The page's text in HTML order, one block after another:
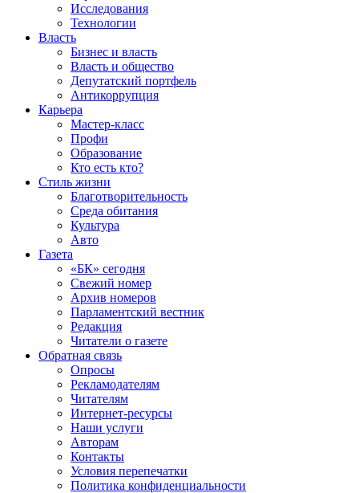
Исследования
Технологии
Власть
Бизнес и власть
Власть и общество
Депутатский портфель
Антикоррупция
Карьера
Мастер-класс
Профи
Образование
Кто есть кто?
Стиль жизни
Благотворительность
Среда обитания
Культура
Авто
Газета
«БК» сегодня
Свежий номер
Архив номеров
Парламентский вестник
Редакция
Читатели о газете
Обратная связь
Опросы
Рекламодателям
Читателям
Интернет-ресурсы
Наши услуги
Авторам
Контакты
Условия перепечатки
Политика конфиденциальности